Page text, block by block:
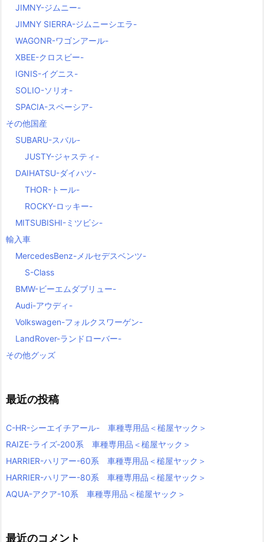
JIMNY-ジムニー-
JIMNY SIERRA-ジムニーシエラ-
WAGONR-ワゴンアール-
XBEE-クロスビー-
IGNIS-イグニス-
SOLIO-ソリオ-
SPACIA-スペーシア-
その他国産
SUBARU-スバル-
JUSTY-ジャスティ-
DAIHATSU-ダイハツ-
THOR-トール-
ROCKY-ロッキー-
MITSUBISHI-ミツビシ-
輸入車
MercedesBenz-メルセデスベンツ-
S-Class
BMW-ビーエムダブリュー-
Audi-アウディ-
Volkswagen-フォルクスワーゲン-
LandRover-ランドローバー-
その他グッズ
最近の投稿
C-HR-シーエイチアール- 車種専用品＜槌屋ヤック＞
RAIZE-ライズ‐200系 車種専用品＜槌屋ヤック＞
HARRIER-ハリアー-60系 車種専用品＜槌屋ヤック＞
HARRIER-ハリアー-80系 車種専用品＜槌屋ヤック＞
AQUA-アクア-10系 車種専用品＜槌屋ヤック＞
最近のコメント